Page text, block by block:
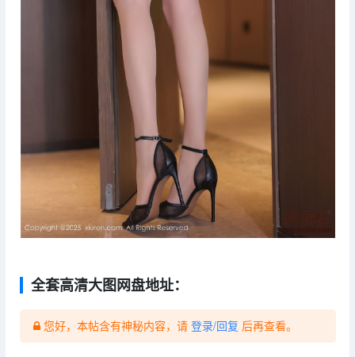
全套高清大图网盘地址：
您好，本帖含有神秘内容，请 登录/回复 后再查看。